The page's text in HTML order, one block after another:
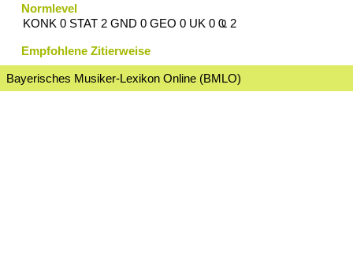
Normlevel
KONK 0 STAT 2 GND 0 GEO 0 UK 0 Ҩ 2
Empfohlene Zitierweise
Bayerisches Musiker-Lexikon Online (BMLO)